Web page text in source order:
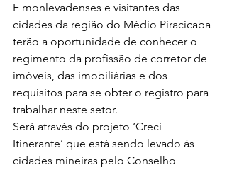
E monlevadenses e visitantes das
cidades da região do Médio Piracicaba
terão a oportunidade de conhecer o
regimento da profissão de corretor de
imóveis, das imobiliárias e dos
requisitos para se obter o registro para
trabalhar neste setor.
Será através do projeto ‘Creci
Itinerante’ que está sendo levado às
cidades mineiras pelo Conselho